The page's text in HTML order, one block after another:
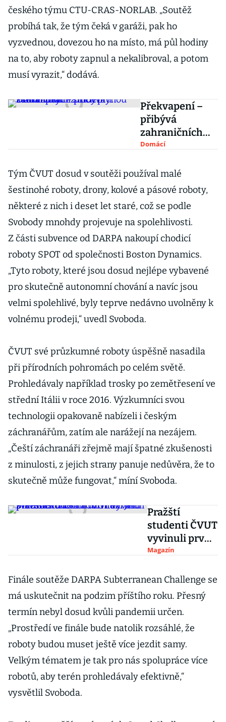
českého týmu CTU-CRAS-NORLAB. „Soutěž
probíhá tak, že tým čeká v garáži, pak ho
vyzvednou, dovezou ho na místo, má půl hodiny
na to, aby roboty zapnul a nekalibroval, a potom
musí vyrazit,“ dodává.
Překvapení –
přibývá
zahraničních
studentů.
nich plynou
stamiliony
Domácí
Tým ČVUT dosud v soutěži používal malé
šestinohé roboty, drony, kolové a pásové roboty,
některé z nich i deset let staré, což se podle
Svobody mnohdy projevuje na spolehlivosti.
Z části subvence od DARPA nakoupí chodicí
roboty SPOT od společnosti Boston Dynamics.
„Tyto roboty, které jsou dosud nejlépe vybavené
pro skutečně autonomní chování a navíc jsou
velmi spolehlivé, byly teprve nedávno uvolněny k
volnému prodeji,“ uvedl Svoboda.
ČVUT své průzkumné roboty úspěšně nasadila
při přírodních pohromách po celém světě.
Prohledávaly například trosky po zemětřesení ve
střední Itálii v roce 2016. Výzkumníci svou
technologii opakovaně nabízeli i českým
záchranářům, zatím ale narážejí na nezájem.
„Čeští záchranáři zřejmě mají špatné zkušenosti
z minulosti, z jejich strany panuje nedůvěra, že to
skutečně může fungovat,“ míní Svoboda.
Pražští
studenti ČVUT
vyvinuli první
autonomní
plně
elektrická a už
světem
Magazín
Finále soutěže DARPA Subterranean Challenge se
má uskutečnit na podzim příštího roku. Přesný
termín nebyl dosud kvůli pandemii určen.
„Prostředí ve finále bude natolik rozsáhlé, že
roboty budou muset ještě více jezdit samy.
Velkým tématem je tak pro nás spolupráce více
robotů, aby terén prohledávaly efektivně,“
vysvětlil Svoboda.